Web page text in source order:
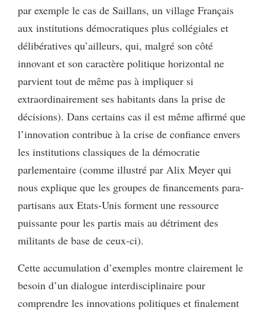
par exemple le cas de Saillans, un village Français
aux institutions démocratiques plus collégiales et
délibératives qu’ailleurs, qui, malgré son côté
innovant et son caractère politique horizontal ne
parvient tout de même pas à impliquer si
extraordinairement ses habitants dans la prise de
décisions). Dans certains cas il est même affirmé que
l’innovation contribue à la crise de confiance envers
les institutions classiques de la démocratie
parlementaire (comme illustré par Alix Meyer qui
nous explique que les groupes de financements para-
partisans aux Etats-Unis forment une ressource
puissante pour les partis mais au détriment des
militants de base de ceux-ci).
Cette accumulation d’exemples montre clairement le
besoin d’un dialogue interdisciplinaire pour
comprendre les innovations politiques et finalement